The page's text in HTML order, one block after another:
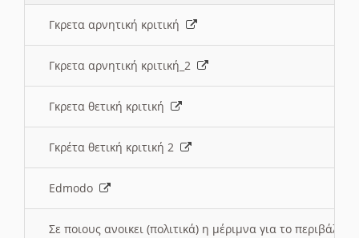
Γκρετα αρνητική κριτική
Γκρετα αρνητική κριτική_2
Γκρετα θετική κριτική
Γκρέτα θετική κριτική 2
Edmodo
Σε ποιους ανοικει (πολιτικά) η μέριμνα για το